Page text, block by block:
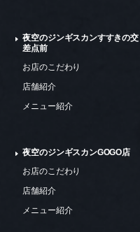
夜空のジンギスカンすすきの交
差点前
お店のこだわり
店舗紹介
メニュー紹介
夜空のジンギスカンGOGO店
お店のこだわり
店舗紹介
メニュー紹介